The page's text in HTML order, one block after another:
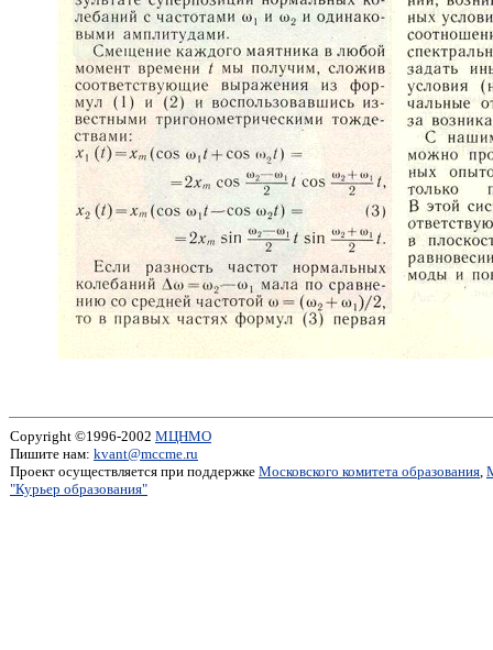
Copyright ©1996-2002 МЦНМО
Пишите нам: kvant@mccme.ru
Проект осуществляется при поддержке Московского комитета образования,
"Курьер образования"